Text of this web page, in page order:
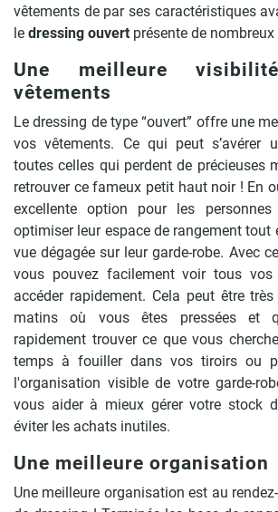
vêtements de par ses caractéristiques
le dressing ouvert présente de
Une meilleure
vêtements
Le dressing de type “ouvert” offre une
vos vêtements. Ce qui peut s’avérer
toutes celles qui perdent de précieuses
retrouver ce fameux petit haut noir ! En
excellente option pour les
optimiser leur espace de rangement tout
vue dégagée sur leur garde-robe. Avec
vous pouvez facilement voir tous vos
accéder rapidement. Cela peut être
matins où vous êtes pressées et
rapidement trouver ce que vous
temps à fouiller dans vos tiroirs ou
l'organisation visible de votre garde-
vous aider à mieux gérer votre stock
éviter les achats inutiles.
Une meilleure organisation
Une meilleure organisation est au